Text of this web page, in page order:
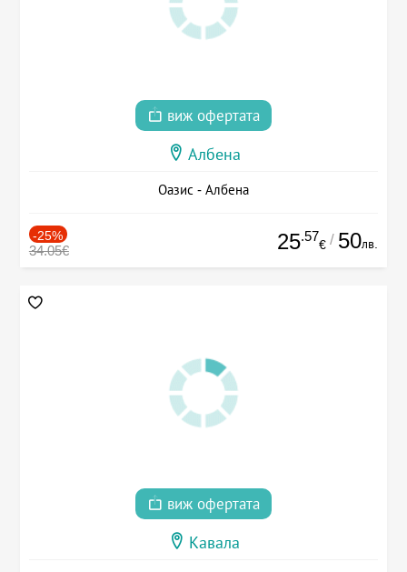
виж офертата
Албена
Оазис - Албена
-25%
34.05€ 25.57
€ / 50лв.
виж офертата
Кавала